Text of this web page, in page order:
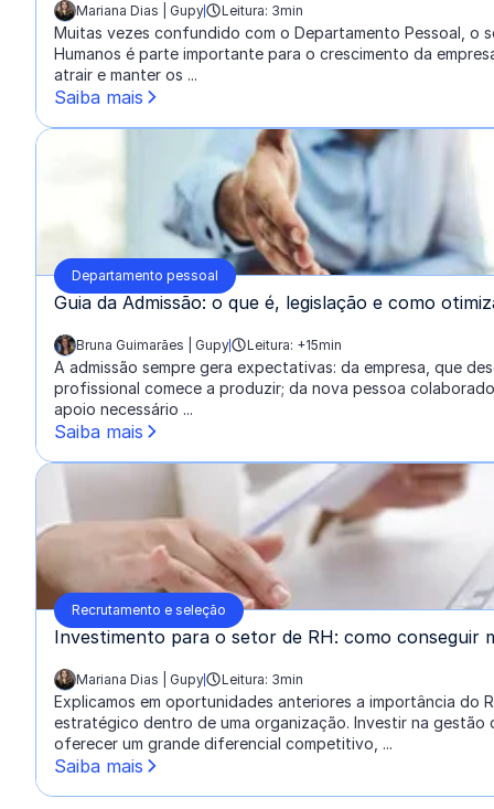
escrito por:
Mariana Dias | Gupy Leitura: 3min
Muitas vezes confundido com o Departamento Pessoal, o
Humanos é parte importante para o crescimento da
atrair e manter os ...
Saiba mais
Departamento pessoal
Guia da Admissão: o que é, legislação e como
escrito por:
Bruna Guimarães | Gupy Leitura: +15min
A admissão sempre gera expectativas: da empresa, que
profissional comece a produzir; da nova pessoa
apoio necessário ...
Saiba mais
Recrutamento e seleção
Investimento para o setor de RH: como conseguir
escrito por:
Mariana Dias | Gupy Leitura: 3min
Explicamos em oportunidades anteriores a importância do
estratégico dentro de uma organização. Investir na gestão
oferecer um grande diferencial competitivo, ...
Saiba mais